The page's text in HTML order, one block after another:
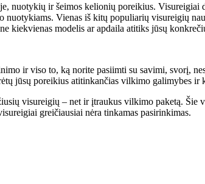
nuotykių ir šeimos kelionių poreikius. Visureigiai
nuotykiams. Vienas iš kitų populiarių visureigių
kiekvienas modelis ar apdaila atitiks jūsų
ir viso to, ką norite pasiimti su savimi, svorį,
jūsų poreikius atitinkančias vilkimo galimybes ir
visureigių – net ir įtraukus vilkimo paketą.
greičiausiai nėra tinkamas pasirinkimas.